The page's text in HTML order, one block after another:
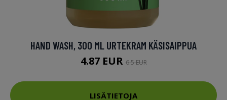
HAND WASH, 300 ML URTEKRAM KÄSISAIPPUA
4.87 EUR6.5 EUR
LISÄTIETOJA